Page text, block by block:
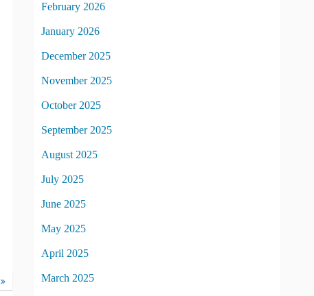
February 2026
January 2026
December 2025
November 2025
October 2025
September 2025
August 2025
July 2025
June 2025
May 2025
April 2025
March 2025